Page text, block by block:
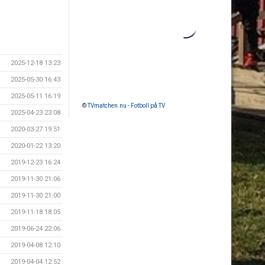
2025-12-18 13:23
2025-05-30 16:43
2025-05-11 16:19
2025-04-23 23:08
2020-03-27 19:51
2020-01-22 13:20
2019-12-23 16:24
2019-11-30 21:06
2019-11-30 21:00
2019-11-18 18:05
2019-06-24 22:06
2019-04-08 12:10
2019-04-04 12:52
©TVmatchen.nu - Fotboll på TV